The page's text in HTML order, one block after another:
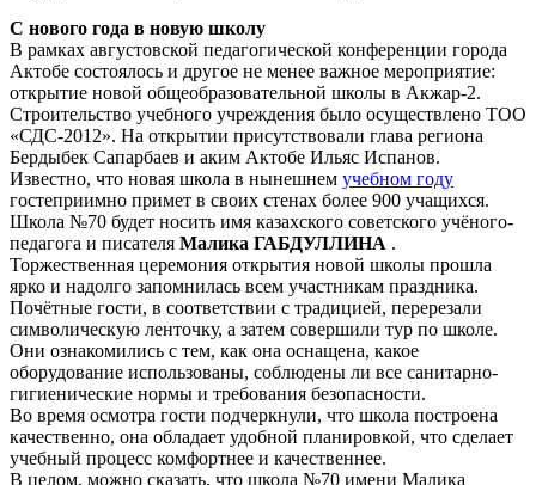
С нового года в новую школу
В рамках августовской педагогической конференции города
Актобе состоялось и другое не менее важное мероприятие:
открытие новой общеобразовательной школы в Акжар-2.
Строительство учебного учреждения было осуществлено ТОО
«СДС-2012». На открытии присутствовали глава региона
Бердыбек Сапарбаев и аким Актобе Ильяс Испанов.
Известно, что новая школа в нынешнем учебном году
гостеприимно примет в своих стенах более 900 учащихся.
Школа №70 будет носить имя казахского советского учёного-
педагога и писателя Малика ГАБДУЛЛИНА .
Торжественная церемония открытия новой школы прошла
ярко и надолго запомнилась всем участникам праздника.
Почётные гости, в соответствии с традицией, перерезали
символическую ленточку, а затем совершили тур по школе.
Они ознакомились с тем, как она оснащена, какое
оборудование использованы, соблюдены ли все санитарно-
гигиенические нормы и требования безопасности.
Во время осмотра гости подчеркнули, что школа построена
качественно, она обладает удобной планировкой, что сделает
учебный процесс комфортнее и качественнее.
В целом, можно сказать, что школа №70 имени Малика